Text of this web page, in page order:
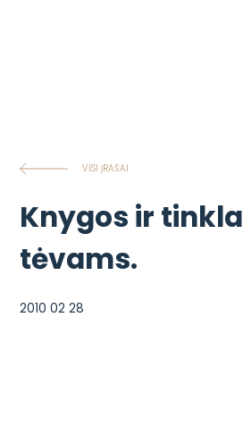
VISI ĮRAŠAI
Knygos ir
tėvams.
2010 02 28